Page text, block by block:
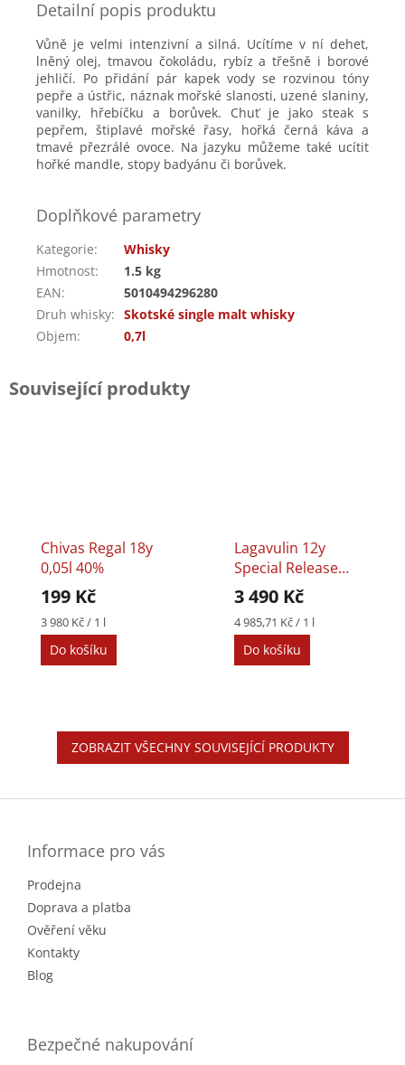
Detailní popis produktu
Vůně je velmi intenzivní a silná. Ucítíme v ní dehet,
lněný olej, tmavou čokoládu, rybíz a třešně i borové
jehličí. Po přidání pár kapek vody se rozvinou tóny
pepře a ústřic, náznak mořské slanosti, uzené slaniny,
vanilky, hřebíčku a borůvek. Chuť je jako steak s
pepřem, štiplavé mořské řasy, hořká černá káva a
tmavé přezrálé ovoce. Na jazyku můžeme také ucítit
hořké mandle, stopy badyánu či borůvek.
Doplňkové parametry
Kategorie:
Whisky
Hmotnost:
1.5 kg
EAN:
5010494296280
Druh whisky: Skotské single malt whisky
Objem: 0,7l
Související produkty
Chivas Regal 18y
0,05l 40%
199 Kč
Měrná
cena:
3 980 Kč / 1 l
Do košíku
Lagavulin 12y
Special Release
2024 0,7l 57,4%
3 490 Kč
Měrná
cena:
4 985,71 Kč / 1 l
Do košíku
ZOBRAZIT VŠECHNY SOUVISEJÍCÍ PRODUKTY
Informace pro vás
Prodejna
Doprava a platba
Ověření věku
Kontakty
Blog
Bezpečné nakupování